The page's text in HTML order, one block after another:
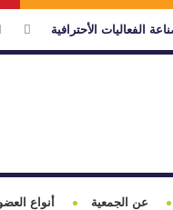
الفعاليات الأحترافية
عن الجمعية أنواع